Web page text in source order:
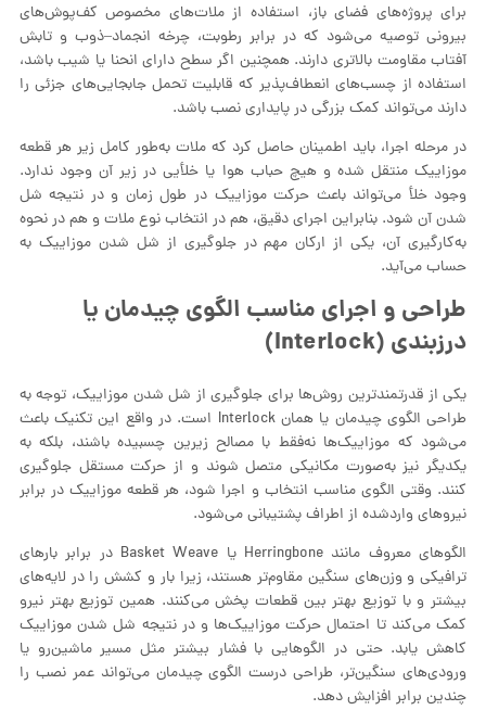
برای پروژه‌های فضای باز، استفاده از ملات‌های مخصوص کف‌پوش‌های
بیرونی توصیه می‌شود که در برابر رطوبت، چرخه انجماد–ذوب و تابش
آفتاب مقاومت بالاتری دارند. همچنین اگر سطح دارای انحنا یا شیب باشد،
استفاده از چسب‌های انعطاف‌پذیر که قابلیت تحمل جابجایی‌های جزئی را
دارند می‌تواند کمک بزرگی در پایداری نصب باشد.
در مرحله اجرا، باید اطمینان حاصل کرد که ملات به‌طور کامل زیر هر قطعه
موزاییک منتقل شده و هیچ حباب هوا یا خلأیی در زیر آن وجود ندارد.
وجود خلأ می‌تواند باعث حرکت موزاییک در طول زمان و در نتیجه شل
شدن آن شود. بنابراین اجرای دقیق، هم در انتخاب نوع ملات و هم در نحوه
به‌کارگیری آن، یکی از ارکان مهم در جلوگیری از شل شدن موزاییک به
حساب می‌آید.
طراحی و اجرای مناسب الگوی چیدمان یا
درزبندی (Interlock)
یکی از قدرتمندترین روش‌ها برای جلوگیری از شل شدن موزاییک، توجه به
طراحی الگوی چیدمان یا همان Interlock است. در واقع این تکنیک باعث
می‌شود که موزاییک‌ها نه‌فقط با مصالح زیرین چسبیده باشند، بلکه به
یکدیگر نیز به‌صورت مکانیکی متصل شوند و از حرکت مستقل جلوگیری
کنند. وقتی الگوی مناسب انتخاب و اجرا شود، هر قطعه موزاییک در برابر
نیروهای واردشده از اطراف پشتیبانی می‌شود.
الگوهای معروف مانند Herringbone یا Basket Weave در برابر بارهای
ترافیکی و وزن‌های سنگین مقاوم‌تر هستند، زیرا بار و کشش را در لایه‌های
بیشتر و با توزیع بهتر بین قطعات پخش می‌کنند. همین توزیع بهتر نیرو
کمک می‌کند تا احتمال حرکت موزاییک‌ها و در نتیجه شل شدن موزاییک
کاهش یابد. حتی در الگوهایی با فشار بیشتر مثل مسیر ماشین‌رو یا
ورودی‌های سنگین‌تر، طراحی درست الگوی چیدمان می‌تواند عمر نصب را
چندین برابر افزایش دهد.